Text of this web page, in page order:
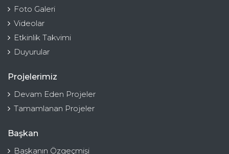
Foto Galeri
Videolar
Etkinlik Takvimi
Duyurular
Projelerimiz
Devam Eden Projeler
Tamamlanan Projeler
Başkan
Başkanın Özgeçmişi